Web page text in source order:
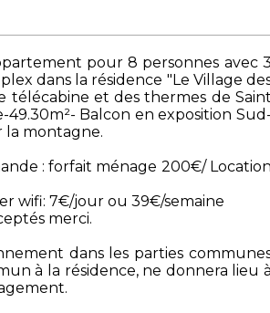
pour 8 personnes avec
dans la résidence "Le Village
télécabine et des thermes de
49.30m²- Balcon en exposition
la montagne.
: forfait ménage 200€/
wifi: 7€/jour ou 39€/semaine
merci.
dans les parties
à la résidence, ne donnera lieu